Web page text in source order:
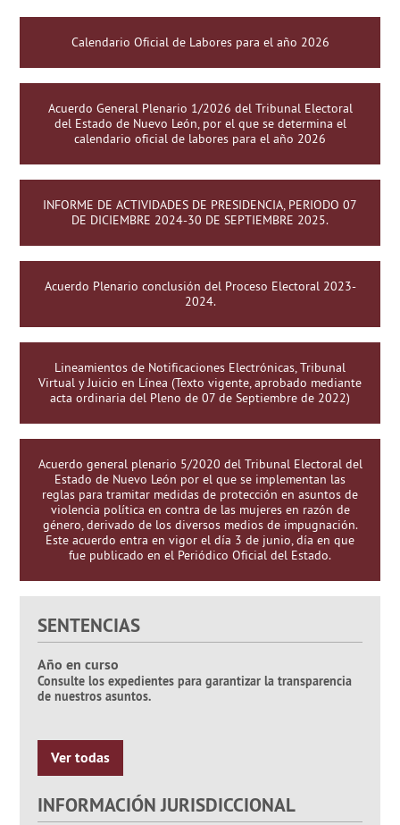
Calendario Oficial de Labores para el año 2026
Acuerdo General Plenario 1/2026 del Tribunal Electoral
del Estado de Nuevo León, por el que se determina el
calendario oficial de labores para el año 2026
INFORME DE ACTIVIDADES DE PRESIDENCIA, PERIODO 07
DE DICIEMBRE 2024-30 DE SEPTIEMBRE 2025.
Acuerdo Plenario conclusión del Proceso Electoral 2023-
2024.
Lineamientos de Notificaciones Electrónicas, Tribunal
Virtual y Juicio en Línea (Texto vigente, aprobado mediante
acta ordinaria del Pleno de 07 de Septiembre de 2022)
Acuerdo general plenario 5/2020 del Tribunal Electoral del
Estado de Nuevo León por el que se implementan las
reglas para tramitar medidas de protección en asuntos de
violencia política en contra de las mujeres en razón de
género, derivado de los diversos medios de impugnación.
Este acuerdo entra en vigor el día 3 de junio, día en que
fue publicado en el Periódico Oficial del Estado.
SENTENCIAS
Año en curso
Consulte los expedientes para garantizar la transparencia
de nuestros asuntos.
Ver todas
INFORMACIÓN JURISDICCIONAL